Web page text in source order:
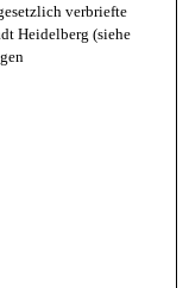
verbriefte
Heidelberg (siehe